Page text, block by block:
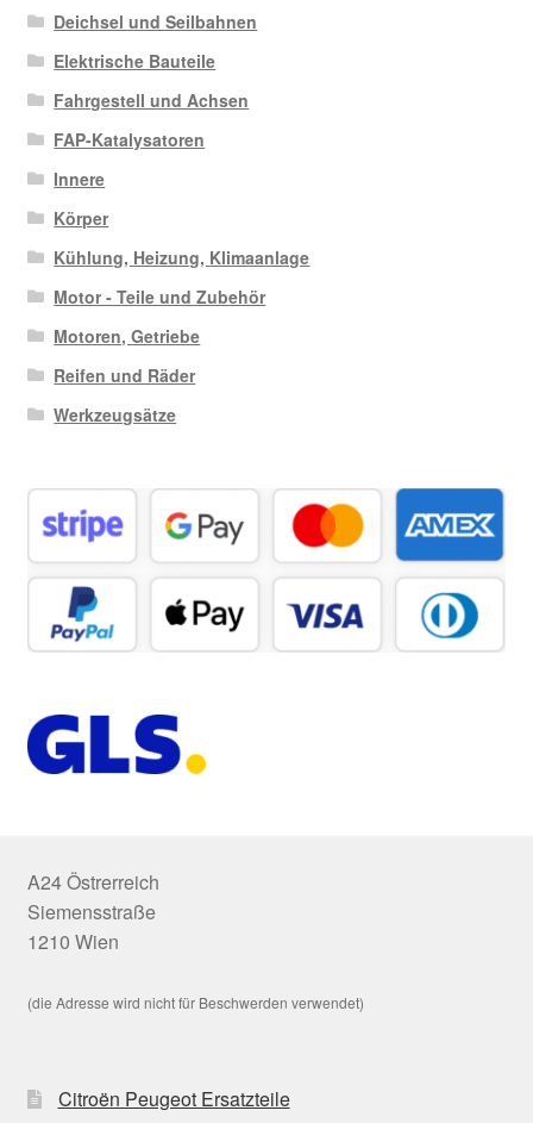
Deichsel und Seilbahnen
Elektrische Bauteile
Fahrgestell und Achsen
FAP-Katalysatoren
Innere
Körper
Kühlung, Heizung, Klimaanlage
Motor - Teile und Zubehör
Motoren, Getriebe
Reifen und Räder
Werkzeugsätze
A24 Östrerreich
Siemensstraße
1210 Wien
(die Adresse wird nicht für Beschwerden verwendet)
Citroën Peugeot Ersatzteile